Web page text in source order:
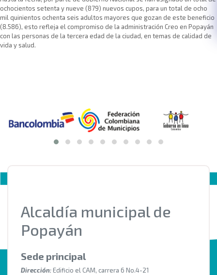
ochocientos setenta y nueve (879) nuevos cupos, para un total de ocho
mil quinientos ochenta seis adultos mayores que gozan de este beneficio
(8.586), esto refleja el compromiso de la administración Creo en Popayán
con las personas de la tercera edad de la ciudad, en temas de calidad de
vida y salud.
Alcaldía municipal de
Popayán
Sede principal
Dirección: Edificio el CAM, carrera 6 No.4-21